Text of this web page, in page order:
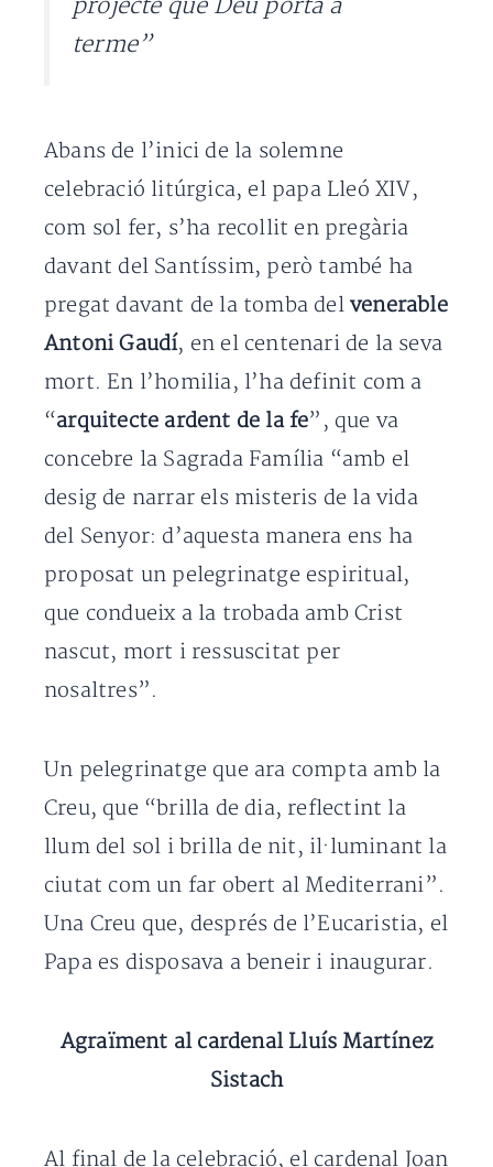
projecte que Déu porta a
terme”
Abans de l’inici de la solemne
celebració litúrgica, el papa Lleó XIV,
com sol fer, s’ha recollit en pregària
davant del Santíssim, però també ha
pregat davant de la tomba del venerable
Antoni Gaudí, en el centenari de la seva
mort. En l’homilia, l’ha definit com a
“arquitecte ardent de la fe”, que va
concebre la Sagrada Família “amb el
desig de narrar els misteris de la vida
del Senyor: d’aquesta manera ens ha
proposat un pelegrinatge espiritual,
que condueix a la trobada amb Crist
nascut, mort i ressuscitat per
nosaltres”.
Un pelegrinatge que ara compta amb la
Creu, que “brilla de dia, reflectint la
llum del sol i brilla de nit, il·luminant la
ciutat com un far obert al Mediterrani”.
Una Creu que, després de l’Eucaristia, el
Papa es disposava a beneir i inaugurar.
Agraïment al cardenal Lluís Martínez
Sistach
Al final de la celebració, el cardenal Joan